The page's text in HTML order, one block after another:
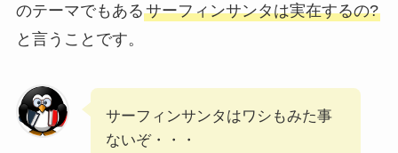
のテーマでもあるサーフィンサンタは実在するの?
と言うことです。
サーフィンサンタはワシもみた事
ないぞ・・・